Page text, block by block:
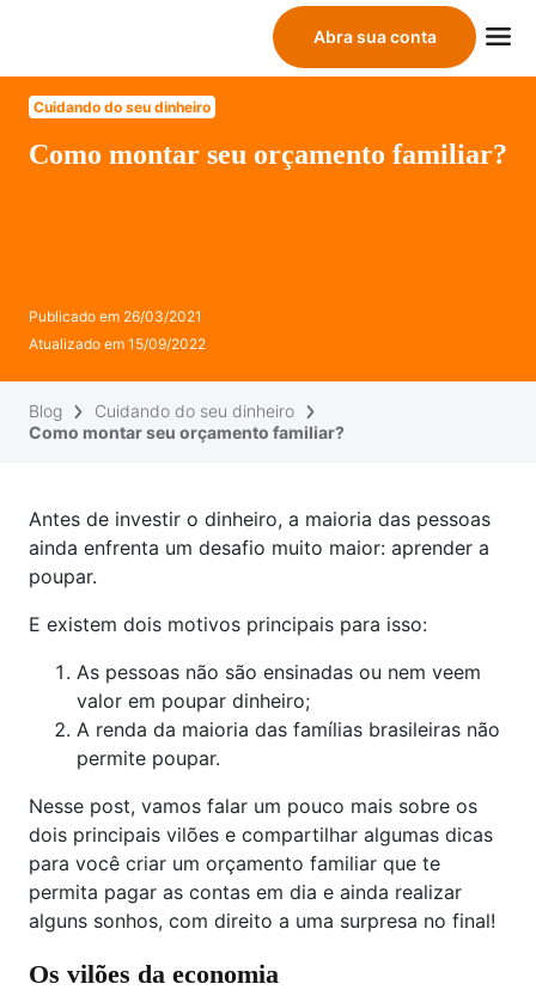
Abra sua conta
Cuidando do seu dinheiro
Como montar seu orçamento familiar?
Publicado em 26/03/2021
Atualizado em 15/09/2022
Blog
Cuidando do seu dinheiro
Como montar seu orçamento familiar?
Antes de investir o dinheiro, a maioria das pessoas
ainda enfrenta um desafio muito maior: aprender a
poupar.
E existem dois motivos principais para isso:
As pessoas não são ensinadas ou nem veem
valor em poupar dinheiro;
A renda da maioria das famílias brasileiras não
permite poupar.
Nesse post, vamos falar um pouco mais sobre os
dois principais vilões e compartilhar algumas dicas
para você criar um orçamento familiar que te
permita pagar as contas em dia e ainda realizar
alguns sonhos, com direito a uma surpresa no final!
Os vilões da economia